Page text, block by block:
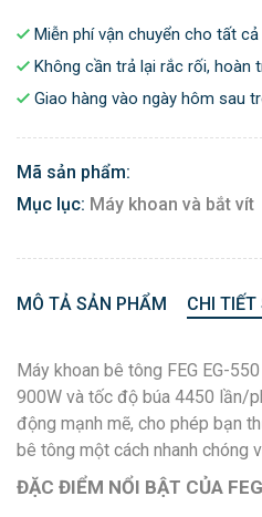
Miễn phí vận chuyển cho tất
Không cần trả lại rắc rối, hoàn
Giao hàng vào ngày hôm sau
Mã sản phẩm:
Mục lục: Máy khoan và bắt vít
MÔ TẢ SẢN PHẨM CHI
Máy khoan bê tông FEG EG-550
900W và tốc độ búa 4450 lần/
động mạnh mẽ, cho phép bạn
bê tông một cách nhanh chóng
ĐẶC ĐIỂM NỔI BẬT CỦA